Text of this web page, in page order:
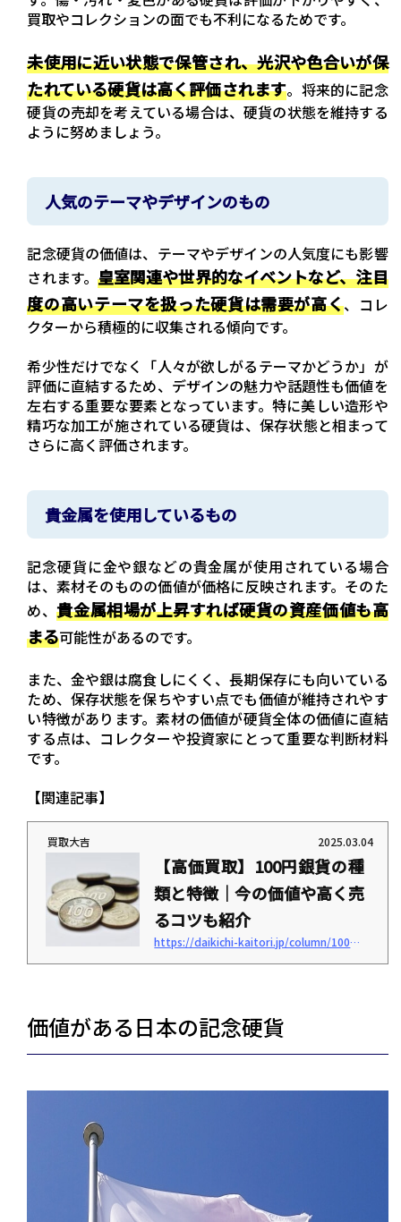
買取やコレクションの面でも不利になるためです。
未使用に近い状態で保管され、光沢や色合いが保
たれている硬貨は高く評価されます。将来的に記念
硬貨の売却を考えている場合は、硬貨の状態を維持する
ように努めましょう。
人気のテーマやデザインのもの
記念硬貨の価値は、テーマやデザインの人気度にも影響
されます。 皇室関連や世界的なイベントなど、注目
度の高いテーマを扱った硬貨は需要が高く、コレ
クターから積極的に収集される傾向です。
希少性だけでなく「人々が欲しがるテーマかどうか」が
評価に直結するため、デザインの魅力や話題性も価値を
左右する重要な要素となっています。特に美しい造形や
精巧な加工が施されている硬貨は、保存状態と相まって
さらに高く評価されます。
貴金属を使用しているもの
記念硬貨に金や銀などの貴金属が使用されている場合
は、素材そのものの価値が価格に反映されます。そのた
め、貴金属相場が上昇すれば硬貨の資産価値も高
まる可能性があるのです。
また、金や銀は腐食しにくく、長期保存にも向いている
ため、保存状態を保ちやすい点でも価値が維持されやす
い特徴があります。素材の価値が硬貨全体の価値に直結
する点は、コレクターや投資家にとって重要な判断材料
です。
【関連記事】
買取大吉 2025.03.04
【高価買取】100円銀貨の種
類と特徴｜今の価値や高く売
るコツも紹介
https://daikichi-kaitori.jp/column/100yenginka
高く売るコツを紹介します。 売却を考えている方は、ぜひ参考にしてみてくださ
い。 ＜この記事でわ...
価値がある日本の記念硬貨